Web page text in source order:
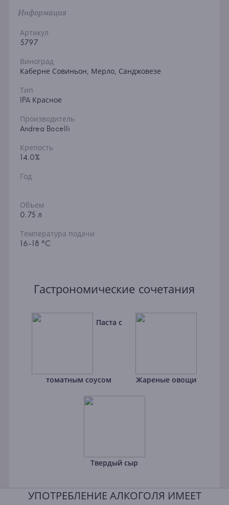
Информация
Артикул
5797
Виноград
Каберне Совиньон, Мерло, Санджовезе
Тип
IPA Красное
Производитель
Andrea Bocelli
Крепость
14.0%
Год
Объем
0.75 л
Температура подачи
16-18 °C
Гастрономические сочетания
Паста с
томатным соусом Жареные овощи
Твердый сыр
УПОТРЕБЛЕНИЕ АЛКОГОЛЯ ИМЕЕТ